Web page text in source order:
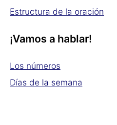
Estructura de la oración
¡Vamos a hablar!
Los números
Días de la semana